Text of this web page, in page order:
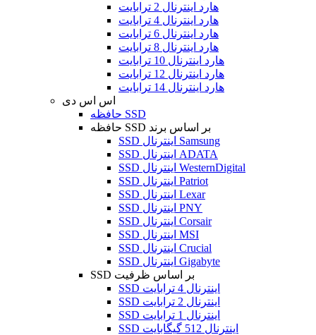
هارد اینترنال 2 ترابایت
هارد اینترنال 4 ترابایت
هارد اینترنال 6 ترابایت
هارد اینترنال 8 ترابایت
هارد اینترنال 10 ترابایت
هارد اینترنال 12 ترابایت
هارد اینترنال 14 ترابایت
اس اس دی
حافظه SSD
حافظه SSD بر اساس برند
SSD اینترنال Samsung
SSD اینترنال ADATA
SSD اینترنال WesternDigital
SSD اینترنال Patriot
SSD اینترنال Lexar
SSD اینترنال PNY
SSD اینترنال Corsair
SSD اینترنال MSI
SSD اینترنال Crucial
SSD اینترنال Gigabyte
SSD بر اساس ظرفیت
SSD اینترنال 4 ترابایت
SSD اینترنال 2 ترابایت
SSD اینترنال 1 ترابایت
SSD اینترنال 512 گیگابایت